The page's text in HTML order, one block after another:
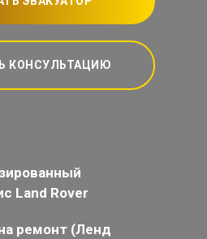
КОНСУЛЬТАЦИЮ
Land Rover
ремонт (Ленд